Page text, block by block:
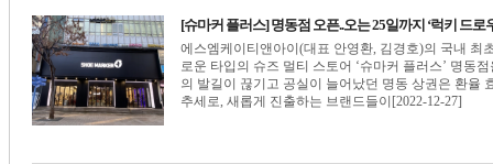
[슈마커 플러스] 명동점 오픈..오는 25일까지 ‘럭키 드로
에스엠케이티앤아이(대표 안영환, 김경호)의 국내 최
로운 타입의 슈즈 멀티 스토어 ‘슈마커 플러스’ 명동
의 발길이 끊기고 공실이 늘어났던 명동 상권은 환율
추세로, 새롭게 진출하는 브랜드들이[2022-12-27]